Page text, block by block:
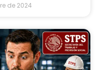
de 2024